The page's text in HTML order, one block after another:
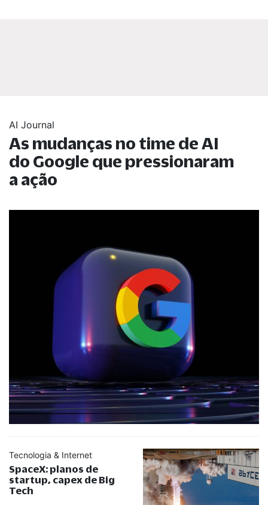
AI Journal
As mudanças no time de AI
do Google que pressionaram
a ação
Tecnologia & Internet
SpaceX: planos de
startup, capex de Big
Tech